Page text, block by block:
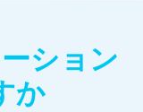
ション
か